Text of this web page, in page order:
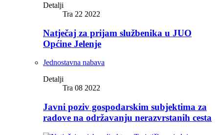
Detalji
Tra 22 2022
Natječaj za prijam službenika u JUO
Općine Jelenje
Jednostavna nabava
Detalji
Tra 08 2022
Javni poziv gospodarskim subjektima za
radove na održavanju nerazvrstanih cesta